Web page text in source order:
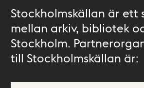
Stockholmskällan är ett
mellan arkiv, bibliotek
Stockholm.
till Stockholmskällan är: